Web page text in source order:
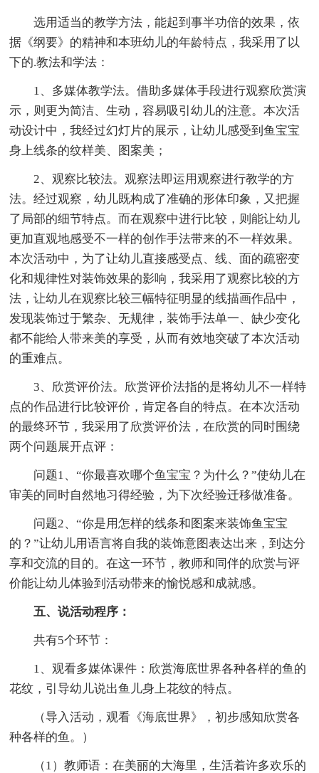
选用适当的教学方法，能起到事半功倍的效果，依
据《纲要》的精神和本班幼儿的年龄特点，我采用了以
下的.教法和学法：
1、多媒体教学法。借助多媒体手段进行观察欣赏演
示，则更为简洁、生动，容易吸引幼儿的注意。本次活
动设计中，我经过幻灯片的展示，让幼儿感受到鱼宝宝
身上线条的纹样美、图案美；
2、观察比较法。观察法即运用观察进行教学的方
法。经过观察，幼儿既构成了准确的形体印象，又把握
了局部的细节特点。而在观察中进行比较，则能让幼儿
更加直观地感受不一样的创作手法带来的不一样效果。
本次活动中，为了让幼儿直接感受点、线、面的疏密变
化和规律性对装饰效果的影响，我采用了观察比较的方
法，让幼儿在观察比较三幅特征明显的线描画作品中，
发现装饰过于繁杂、无规律，装饰手法单一、缺少变化
都不能给人带来美的享受，从而有效地突破了本次活动
的重难点。
3、欣赏评价法。欣赏评价法指的是将幼儿不一样特
点的作品进行比较评价，肯定各自的特点。在本次活动
的最终环节，我采用了欣赏评价法，在欣赏的同时围绕
两个问题展开点评：
问题1、“你最喜欢哪个鱼宝宝？为什么？”使幼儿在
审美的同时自然地习得经验，为下次经验迁移做准备。
问题2、“你是用怎样的线条和图案来装饰鱼宝宝
的？”让幼儿用语言将自我的装饰意图表达出来，到达分
享和交流的目的。在这一环节，教师和同伴的欣赏与评
价能让幼儿体验到活动带来的愉悦感和成就感。
五、说活动程序：
共有5个环节：
1、观看多媒体课件：欣赏海底世界各种各样的鱼的
花纹，引导幼儿说出鱼儿身上花纹的特点。
（导入活动，观看《海底世界》，初步感知欣赏各
种各样的鱼。）
（1）教师语：在美丽的大海里，生活着许多欢乐的